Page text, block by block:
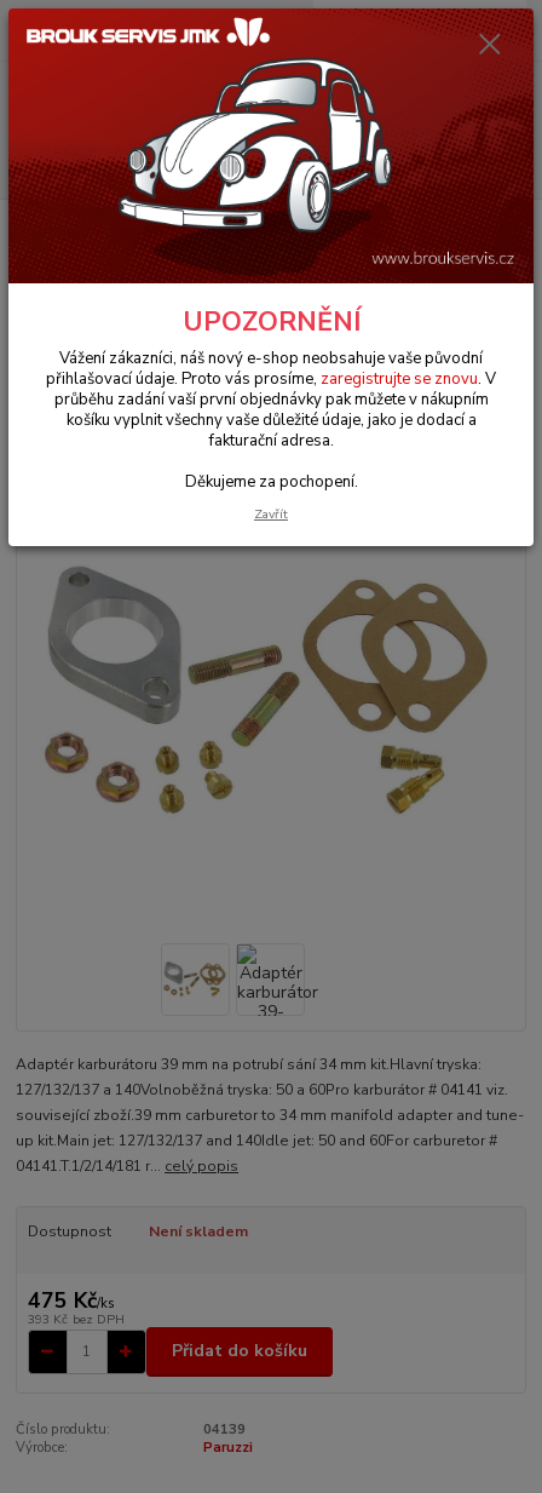
Menu
Hledat
(Po-Pá, 9-18 hod.)
0ks
za0 Kč
Úvod VW Brouk Typ 1 (1938 » 03)
Motory & díly (Engines & parts)
Karburátory & soustava paliva (Carburetor & fuel system)
Adaptér
karburátor 39-34mm+trysky - Typ 1/2/14/181 (#04140)
Adaptér karburátor 39-
34mm+trysky - Typ 1/2/14/181
(#04140)
Adaptér karburátoru 39 mm na potrubí sání 34 mm kit.Hlavní tryska:
127/132/137 a 140Volnoběžná tryska: 50 a 60Pro karburátor # 04141 viz.
související zboží.39 mm carburetor to 34 mm manifold adapter and tune-
up kit.Main jet: 127/132/137 and 140Idle jet: 50 and 60For carburetor #
04141.T.1/2/14/181 r... celý popis
Dostupnost Není skladem
475 Kč/ks
393 Kč bez DPH
Přidat do košíku
Číslo produktu:
04139
Výrobce:
Paruzzi
UPOZORNĚNÍ
Vážení zákazníci, náš nový e-shop neobsahuje vaše původní
přihlašovací údaje. Proto vás prosíme, zaregistrujte se znovu. V
průběhu zadání vaší první objednávky pak můžete v nákupním
košíku vyplnit všechny vaše důležité údaje, jako je dodací a
fakturační adresa.
Děkujeme za pochopení.
Zavřít